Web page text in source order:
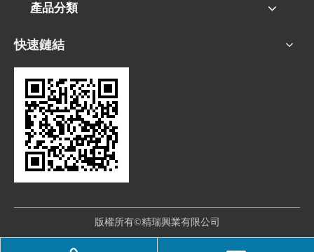
產品分類
快速鏈結
版權所有©精瑞興業有限公司